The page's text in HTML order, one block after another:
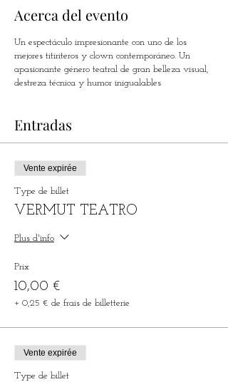
Acerca del evento
Un espectáculo impresionante con uno de los
mejores titiriteros y clown contemporáneo. Un
apasionante género teatral de gran belleza visual,
destreza técnica y humor inigualables
Entradas
Vente expirée
Type de billet
VERMUT TEATRO
Plus d'info
Prix
10,00 €
+ 0,25 € de frais de billetterie
Vente expirée
Type de billet